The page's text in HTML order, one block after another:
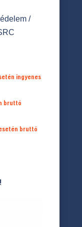
/
ingyenes
bruttó
bruttó